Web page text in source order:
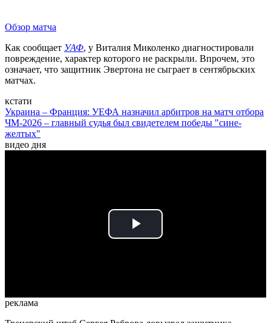
Обзор матча
Как сообщает УАФ, у Виталия Миколенко диагностировали
повреждение, характер которого не раскрыли. Впрочем, это
означает, что защитник Эвертона не сыграет в сентябрьских
матчах.
кстати
Украина – Франция: УЕФА назначил арбитров на матч отбора
ЧМ-2026 – главный судья был свидетелем победы "сине-
желтых"
видео дня
Play
реклама